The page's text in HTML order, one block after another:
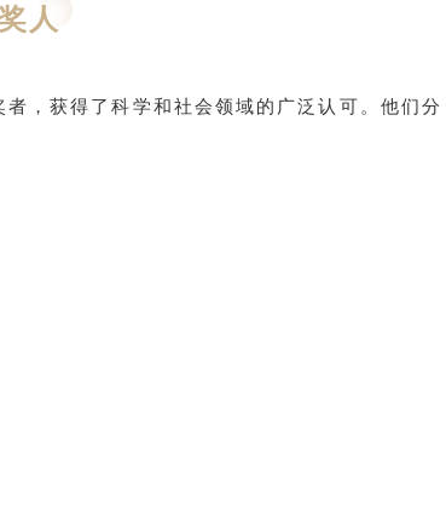
人
，获得了科学和社会领域的广泛认可。他们分